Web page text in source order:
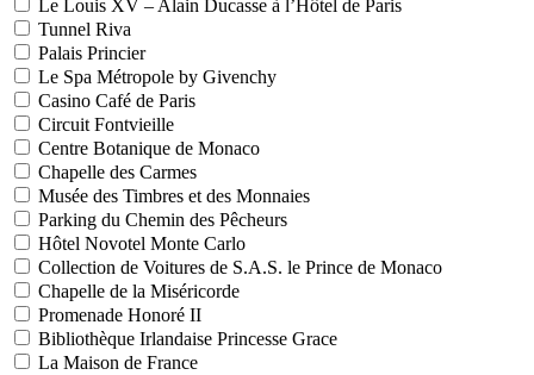
Le Louis XV – Alain Ducasse à l’Hôtel de Paris
Tunnel Riva
Palais Princier
Le Spa Métropole by Givenchy
Casino Café de Paris
Circuit Fontvieille
Centre Botanique de Monaco
Chapelle des Carmes
Musée des Timbres et des Monnaies
Parking du Chemin des Pêcheurs
Hôtel Novotel Monte Carlo
Collection de Voitures de S.A.S. le Prince de Monaco
Chapelle de la Miséricorde
Promenade Honoré II
Bibliothèque Irlandaise Princesse Grace
La Maison de France